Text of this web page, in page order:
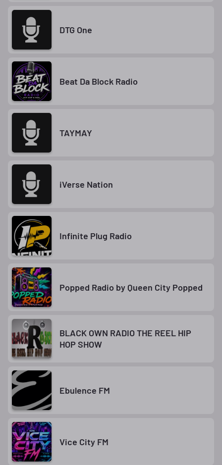
DTG One
Beat Da Block Radio
TAYMAY
iVerse Nation
Infinite Plug Radio
Popped Radio by Queen City Popped
BLACK OWN RADIO THE REEL HIP
HOP SHOW
Ebulence FM
Vice City FM